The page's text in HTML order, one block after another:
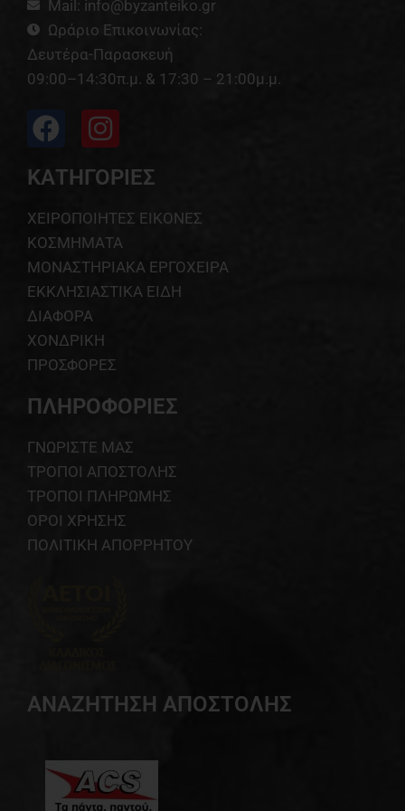
Mail: info@byzanteiko.gr
Ωράριο Επικοινωνίας:
Δευτέρα-Παρασκευή
09:00–14:30π.μ. & 17:30 – 21:00μ.μ.
ΚΑΤΗΓΟΡΙΕΣ
ΧΕΙΡΟΠΟΙΗΤΕΣ ΕΙΚΟΝΕΣ
ΚΟΣΜΗΜΑΤΑ
ΜΟΝΑΣΤΗΡΙΑΚΑ ΕΡΓΟΧΕΙΡΑ
ΕΚΚΛΗΣΙΑΣΤΙΚΑ ΕΙΔΗ
ΔΙΑΦΟΡΑ
ΧΟΝΔΡΙΚΗ
ΠΡΟΣΦΟΡΕΣ
ΠΛΗΡΟΦΟΡΙΕΣ
ΓΝΩΡΙΣΤΕ ΜΑΣ
ΤΡΟΠΟΙ ΑΠΟΣΤΟΛΗΣ
ΤΡΟΠΟΙ ΠΛΗΡΩΜΗΣ
ΟΡΟΙ ΧΡΗΣΗΣ
ΠΟΛΙΤΙΚΗ ΑΠΟΡΡΗΤΟΥ
ΑΝΑΖΗΤΗΣΗ ΑΠΟΣΤΟΛΗΣ